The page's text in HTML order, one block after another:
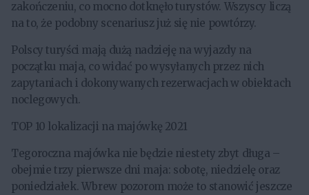
zakończeniu, co mocno dotknęło turystów. Wszyscy liczą
na to, że podobny scenariusz już się nie powtórzy.
Polscy turyści mają dużą nadzieję na wyjazdy na
początku maja, co widać po wysyłanych przez nich
zapytaniach i dokonywanych rezerwacjach w obiektach
noclegowych.
TOP 10 lokalizacji na majówkę 2021
Tegoroczna majówka nie będzie niestety zbyt długa –
obejmie trzy pierwsze dni maja: sobotę, niedzielę oraz
poniedziałek. Wbrew pozorom może to stanowić jeszcze